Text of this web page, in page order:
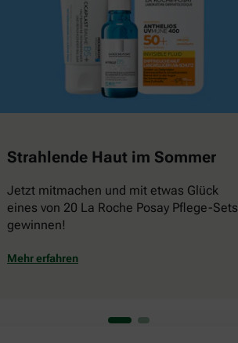
Strahlende Haut im Sommer
Jetzt mitmachen und mit etwas Glück
eines von 20 La Roche Posay Pflege-Sets
gewinnen!
Mehr erfahren